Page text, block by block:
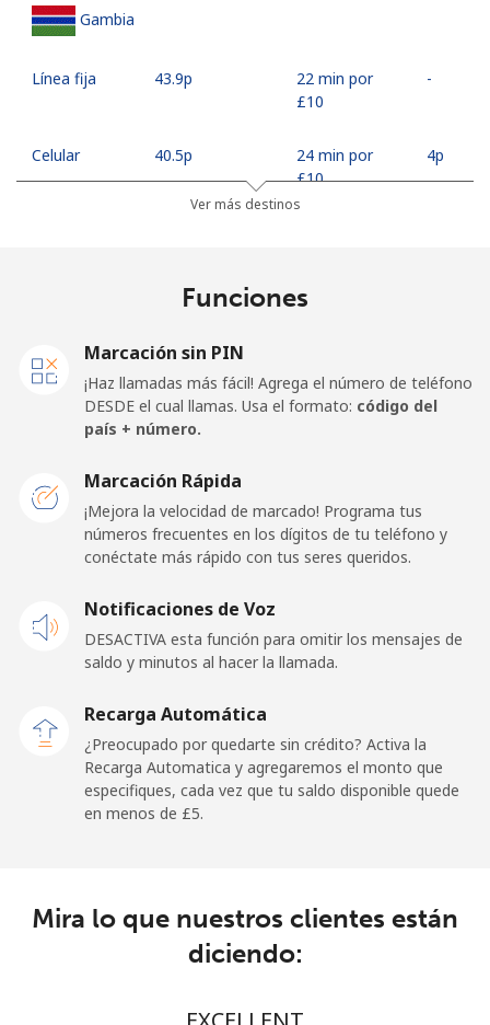
Gambia
Línea fija ⁦43.9p⁩
22 min por
⁦£10⁩
-
Celular ⁦40.5p⁩
24 min por
⁦£10⁩
⁦4p⁩
⁦19.9p⁩
50 min por
Celular
⁦£10⁩
Línea fija ⁦1.2p⁩
833 min por
⁦£10⁩
Ghana
Línea fija ⁦21.9p⁩
⁦£10⁩
⁦16.9p⁩
59 min por
-
⁦£10⁩
⁦12.5p⁩ 80 min por
Ver más destinos
Funciones
Marcación sin PIN
¡Haz llamadas más fácil! Agrega el número de teléfono
DESDE el cual llamas. Usa el formato: código del
país + número.
Marcación Rápida
¡Mejora la velocidad de marcado! Programa tus
números frecuentes en los dígitos de tu teléfono y
conéctate más rápido con tus seres queridos.
Notificaciones de Voz
DESACTIVA esta función para omitir los mensajes de
saldo y minutos al hacer la llamada.
Recarga Automática
¿Preocupado por quedarte sin crédito? Activa la
Recarga Automatica y agregaremos el monto que
especifiques, cada vez que tu saldo disponible quede
en menos de ⁦£5⁩.
Mira lo que nuestros clientes están
diciendo: